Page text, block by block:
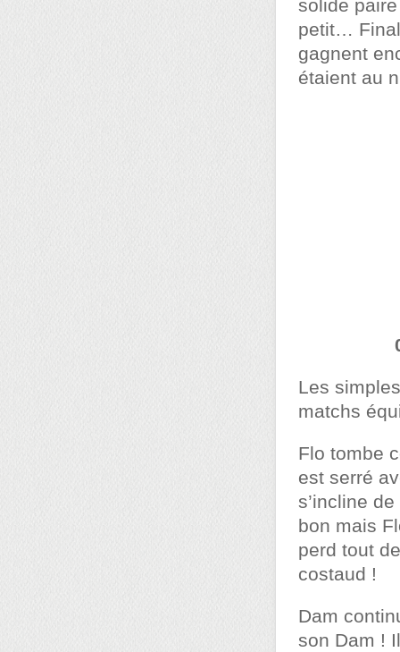
solide
petit…
gagnent
étaient au
Les
matchs
Flo tombe
est serré
s’incline
bon mais
perd tout
costaud !
Dam
son Dam !